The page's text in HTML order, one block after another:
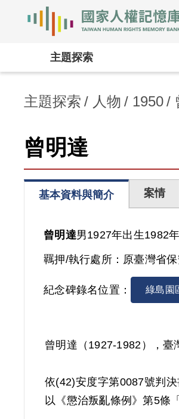
主題探索
主題探索 人物 1950
曾明達
基本資料與簡介 案情
曾明達男1927年出生1982
羈押/執行處所： 原臺灣省
紀念碑錄名位置： 綠島園
曾明達（1927-1982），臺
依(42)安度字第0087號判
以《懲治叛亂條例》第5條